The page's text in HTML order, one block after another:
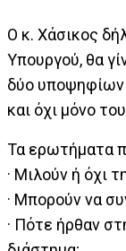
Ο κ. Χάσικος
Υπουργού, θα
δύο υποψηφίων
και όχι μόνο
Τα ερωτήματα
· Μιλούν ή όχι
· Μπορούν να
· Πότε ήρθαν